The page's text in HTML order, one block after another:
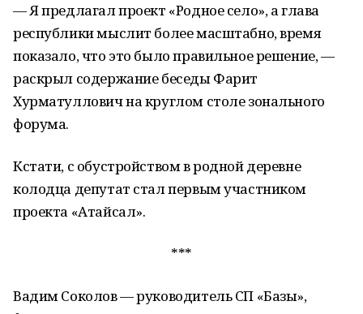
— Я предлагал проект «Родное село», а глава
республики мыслит более масштабно, время
показало, что это было правильное решение, —
раскрыл содержание беседы Фарит
Хурматуллович на круглом столе зонального
форума.
Кстати, с обустройством в родной деревне
колодца депутат стал первым участником
проекта «Атайсал».
***
Вадим Соколов — руководитель СП «Базы»,